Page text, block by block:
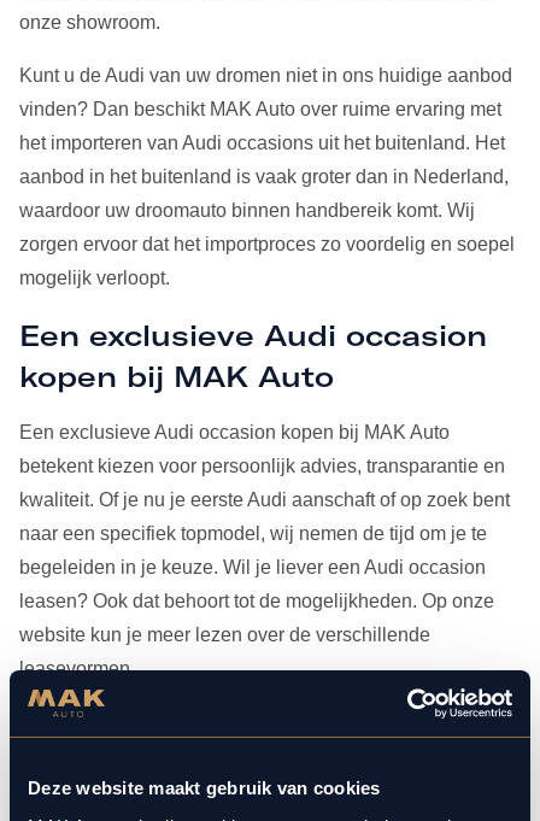
Deze website maakt gebruik van cookies
onze showroom.
Kunt u de Audi van uw dromen niet in ons huidige aanbod
vinden? Dan beschikt MAK Auto over ruime ervaring met
het importeren van Audi occasions uit het buitenland. Het
aanbod in het buitenland is vaak groter dan in Nederland,
waardoor uw droomauto binnen handbereik komt. Wij
zorgen ervoor dat het importproces zo voordelig en soepel
mogelijk verloopt.
Een exclusieve Audi occasion
kopen bij MAK Auto
Een exclusieve Audi occasion kopen bij MAK Auto
betekent kiezen voor persoonlijk advies, transparantie en
kwaliteit. Of je nu je eerste Audi aanschaft of op zoek bent
naar een specifiek topmodel, wij nemen de tijd om je te
begeleiden in je keuze. Wil je liever een Audi occasion
leasen? Ook dat behoort tot de mogelijkheden. Op onze
website kun je meer lezen over de verschillende
leasevormen.
Heb je je Audi occasion eenmaal gevonden, dan kun je
aangesloten bij Bosch Car Service, beschikken onze